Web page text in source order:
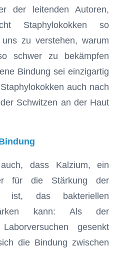
der leitenden Autoren,
Staphylokokken so
zu verstehen, warum
schwer zu bekämpfen
Bindung sei einzigartig
auch nach
Schwitzen an der Haut
dass Kalzium, ein
für die Stärkung der
ist, das bakteriellen
kann: Als der
gesenkt
die Bindung zwischen